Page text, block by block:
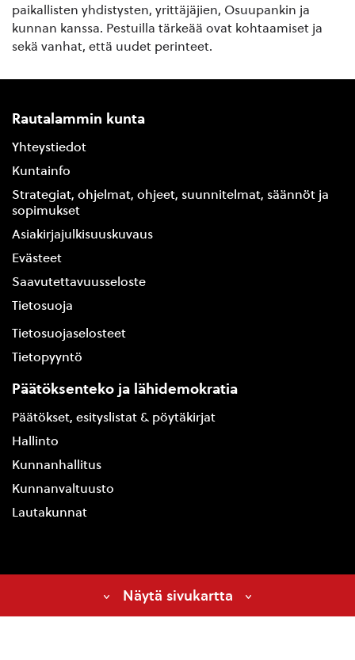
paikallisten yhdistysten, yrittäjäjien, Osuupankin ja
kunnan kanssa. Pestuilla tärkeää ovat kohtaamiset ja
sekä vanhat, että uudet perinteet.
Rautalammin kunta
Yhteystiedot
Kuntainfo
Strategiat, ohjelmat, ohjeet, suunnitelmat, säännöt ja
sopimukset
Asiakirjajulkisuuskuvaus
Evästeet
Saavutettavuusseloste
Tietosuoja
Tietosuojaselosteet
Tietopyyntö
Päätöksenteko ja lähidemokratia
Päätökset, esityslistat & pöytäkirjat
Hallinto
Kunnanhallitus
Kunnanvaltuusto
Lautakunnat
Näytä sivukartta